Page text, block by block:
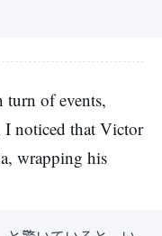
turn of events,
I noticed that Victor
wrapping his